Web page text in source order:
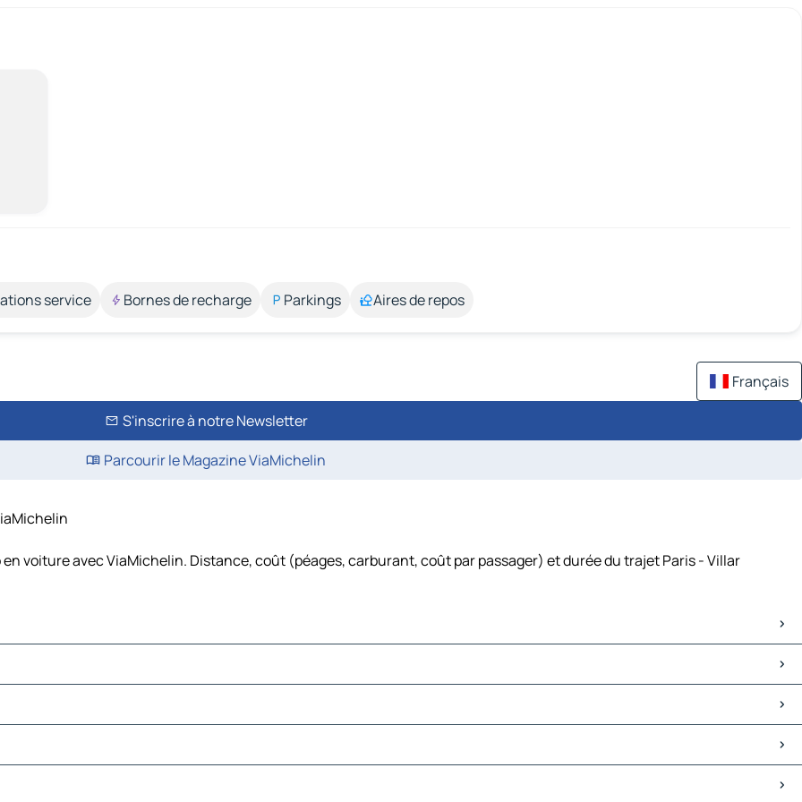
service Bornes de recharge Parkings Aires de repos
Français
S'inscrire à notre Newsletter
Parcourir le Magazine ViaMichelin
voiture avec ViaMichelin. Distance, coût (péages, carburant, coût par passager) et durée du trajet Paris - Villar